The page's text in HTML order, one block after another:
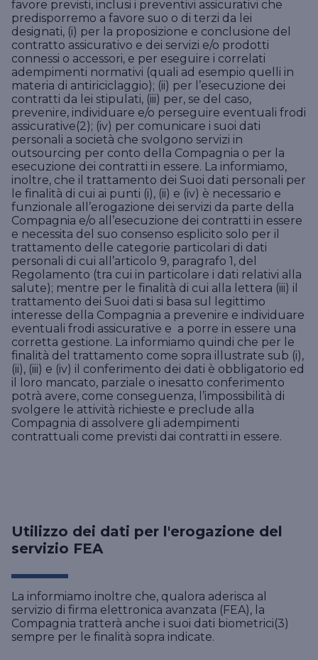
La nostra famiglia, la nostra casa, la nostra intimità.
Una serie di prodotti dedicati all’assicurazione
della persona e di tutto ciò che la circonda.
Occuparsi delle cose che amiamo significa
proteggerle con DAS.
Vai ai prodotti per la persona
DAS Ritiro Patente Business
Le aziende rappresentano la colonna portante
dell’economia del nostro Paese. DAS lo sa e ha
creato tanti diversi prodotti di tutela legale per la
tua attività d’impresa.
Vai ai prodotti per l'azienda
Essere un professionista significa vivere con
passione la propria professione e gestire il proprio
lavoro con una responsabilità comprese le
innumerevoli possibili situazioni di rischio. DAS si
occupa di questi possibili imprevisti tutelando il
professionista in materia di recupero crediti e
coprendo, eventualmente in sede di tutela
penale, le spese legali che il professionista si trova
a dover sostenere.
Vai ai prodotti per il professionista
favore previsti, inclusi i preventivi assicurativi che
predisporremo a favore suo o di terzi da lei
designati, (i) per la proposizione e conclusione del
contratto assicurativo e dei servizi e/o prodotti
connessi o accessori, e per eseguire i correlati
adempimenti normativi (quali ad esempio quelli in
materia di antiriciclaggio); (ii) per l’esecuzione dei
contratti da lei stipulati, (iii) per, se del caso,
prevenire, individuare e/o perseguire eventuali frodi
assicurative(2); (iv) per comunicare i suoi dati
personali a società che svolgono servizi in
outsourcing per conto della Compagnia o per la
esecuzione dei contratti in essere. La informiamo,
inoltre, che il trattamento dei Suoi dati personali per
le finalità di cui ai punti (i), (ii) e (iv) è necessario e
funzionale all’erogazione dei servizi da parte della
Compagnia e/o all’esecuzione dei contratti in essere
e necessita del suo consenso esplicito solo per il
trattamento delle categorie particolari di dati
personali di cui all’articolo 9, paragrafo 1, del
Regolamento (tra cui in particolare i dati relativi alla
salute); mentre per le finalità di cui alla lettera (iii) il
trattamento dei Suoi dati si basa sul legittimo
interesse della Compagnia a prevenire e individuare
eventuali frodi assicurative e a porre in essere una
corretta gestione. La informiamo quindi che per le
finalità del trattamento come sopra illustrate sub (i),
(ii), (iii) e (iv) il conferimento dei dati è obbligatorio ed
il loro mancato, parziale o inesatto conferimento
potrà avere, come conseguenza, l’impossibilità di
svolgere le attività richieste e preclude alla
Compagnia di assolvere gli adempimenti
contrattuali come previsti dai contratti in essere.
Utilizzo dei dati per l'erogazione del
servizio FEA
La informiamo inoltre che, qualora aderisca al
servizio di firma elettronica avanzata (FEA), la
Compagnia tratterà anche i suoi dati biometrici(3)
sempre per le finalità sopra indicate.